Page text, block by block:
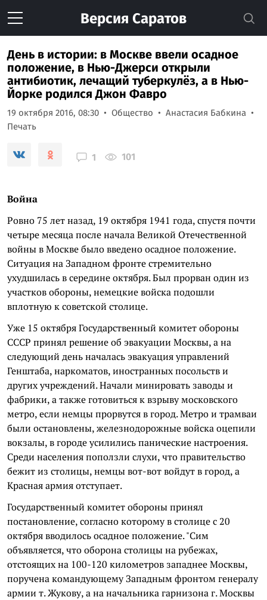
Версия Саратов
День в истории: в Москве ввели осадное
положение, в Нью-Джерси открыли
антибиотик, лечащий туберкулёз, а в Нью-
Йорке родился Джон Фавро
19 октября 2016, 08:30 Общество
Анастасия Бабкина
Печать
1 101
Война
Ровно 75 лет назад, 19 октября 1941 года, спустя почти
четыре месяца после начала Великой Отечественной
войны в Москве было введено осадное положение.
Ситуация на Западном фронте стремительно
ухудшилась в середине октября. Был прорван один из
участков обороны, немецкие войска подошли
вплотную к советской столице.
Уже 15 октября Государственный комитет обороны
СССР принял решение об эвакуации Москвы, а на
следующий день началась эвакуация управлений
Генштаба, наркоматов, иностранных посольств и
других учреждений. Начали минировать заводы и
фабрики, а также готовиться к взрыву московского
метро, если немцы прорвутся в город. Метро и трамваи
были остановлены, железнодорожные войска оцепили
вокзалы, в городе усилились панические настроения.
Среди населения поползли слухи, что правительство
бежит из столицы, немцы вот-вот войдут в город, а
Красная армия отступает.
Государственный комитет обороны принял
постановление, согласно которому в столице с 20
октября вводилось осадное положение. "Сим
объявляется, что оборона столицы на рубежах,
отстоящих на 100-120 километров западнее Москвы,
поручена командующему Западным фронтом генералу
армии т. Жукову, а на начальника гарнизона г. Москвы